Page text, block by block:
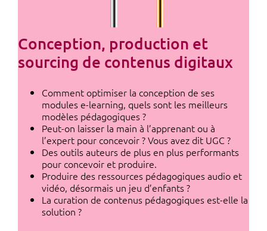
Conception, production et
sourcing de contenus digitaux
Comment optimiser la conception de ses
modules e-learning, quels sont les meilleurs
modèles pédagogiques ?
Peut-on laisser la main à l’apprenant ou à
l’expert pour concevoir ? Vous avez dit UGC ?
Des outils auteurs de plus en plus performants
pour concevoir et produire.
Produire des ressources pédagogiques audio et
vidéo, désormais un jeu d’enfants ?
La curation de contenus pédagogiques est-elle la
solution ?